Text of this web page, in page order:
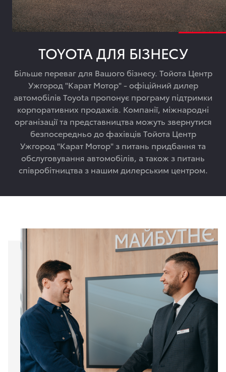
TOYOTA ДЛЯ БІЗНЕСУ
Більше переваг для Вашого бізнесу. Тойота Центр
Ужгород "Карат Мотор" - офіційний дилер
автомобілів Toyota пропонує програму підтримки
корпоративних продажів. Компанії, міжнародні
організації та представництва можуть звернутися
безпосередньо до фахівців Тойота Центр
Ужгород "Карат Мотор" з питань придбання та
обслуговування автомобілів, а також з питань
співробітництва з нашим дилерським центром.